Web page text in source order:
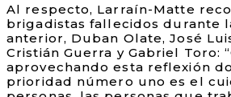
Al respecto, Larraín-Matte
brigadistas fallecidos durante
anterior, Duban Olate, José
Cristián Guerra y Gabriel Toro:
aprovechando esta reflexión
prioridad número uno es el